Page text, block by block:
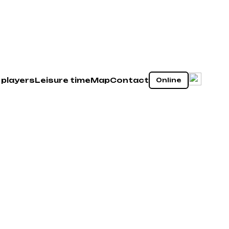
Leisure timeMapContact Online